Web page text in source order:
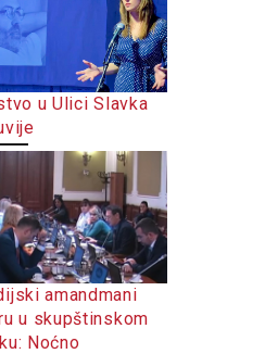
u Ulici Slavka
amandmani
u skupštinskom
Noćno